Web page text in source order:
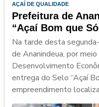
AÇAÍ DE QUALIDADE
Prefeitura de
“Açaí Bom que
Na tarde desta
de Ananindeua, por
Desenvolvimento
entrega do Selo “Açaí
empreendimento